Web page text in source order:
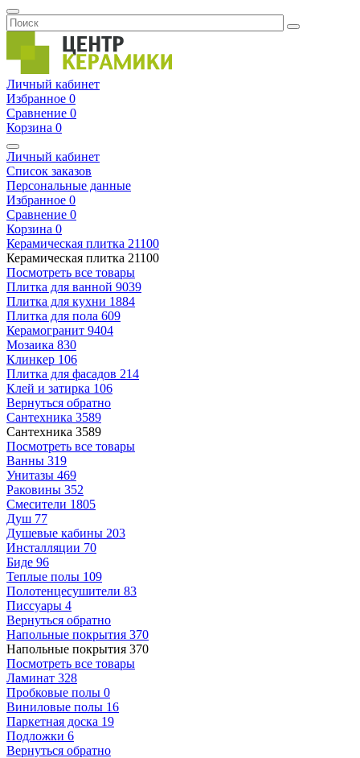
Личный кабинет
Избранное 0
Сравнение 0
Корзина 0
Личный кабинет
Список заказов
Персональные данные
Избранное 0
Сравнение 0
Корзина 0
Керамическая плитка 21100
Керамическая плитка 21100
Посмотреть все товары
Плитка для ванной 9039
Плитка для кухни 1884
Плитка для пола 609
Керамогранит 9404
Мозаика 830
Клинкер 106
Плитка для фасадов 214
Клей и затирка 106
Вернуться обратно
Сантехника 3589
Сантехника 3589
Посмотреть все товары
Ванны 319
Унитазы 469
Раковины 352
Смесители 1805
Душ 77
Душевые кабины 203
Инсталляции 70
Биде 96
Теплые полы 109
Полотенцесушители 83
Писсуары 4
Вернуться обратно
Напольные покрытия 370
Напольные покрытия 370
Посмотреть все товары
Ламинат 328
Пробковые полы 0
Виниловые полы 16
Паркетная доска 19
Подложки 6
Вернуться обратно